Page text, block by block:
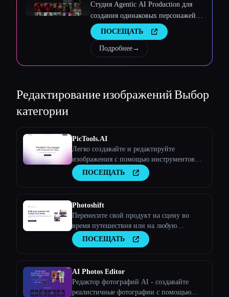
Студия Agentic AI Production для
создания одинаковых персонажей,
рабочих процессов и видео
ПОСЕЩАТЬ
Подробнее→
Редактирование изображенийВыбор
категории
PicTools.AI
Легко создавайте и редактируйте
изображения с помощью инструментов
искусственного интеллекта
ПОСЕЩАТЬ
Photoshift
Перенесите свой продукт на сцену во
время путешествия или на любую
стоковую фотографию
ПОСЕЩАТЬ
AI Photos Editor
Редактор фотографий AI - создавайте
реалистичные фотографии с помощью